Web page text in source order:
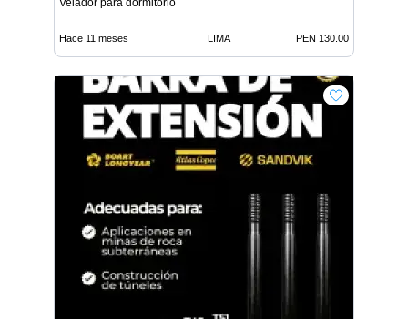
Velador para dormitorio
Hace 11 meses LIMA PEN 130.00